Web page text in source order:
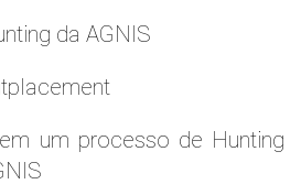
da AGNIS
um processo de Hunting